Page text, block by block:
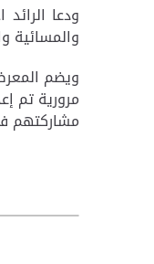
ودعا
والمسائية
ويضم
مرورية تم
مشاركتهم